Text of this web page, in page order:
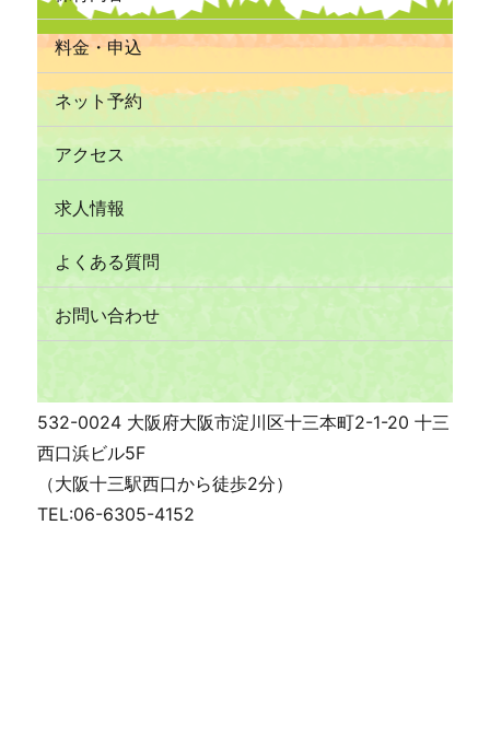
料金・申込
ネット予約
アクセス
求人情報
よくある質問
お問い合わせ
532-0024 大阪府大阪市淀川区十三本町2-1-20 十三
西口浜ビル5F
（大阪十三駅西口から徒歩2分）
TEL:06-6305-4152